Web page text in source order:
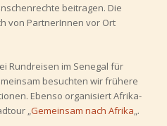
beitragen. Die
von PartnerInnen vor Ort
Rundreisen im Senegal für
besuchten wir frühere
Ebenso organisiert Afrika-
„Gemeinsam nach Afrika„.